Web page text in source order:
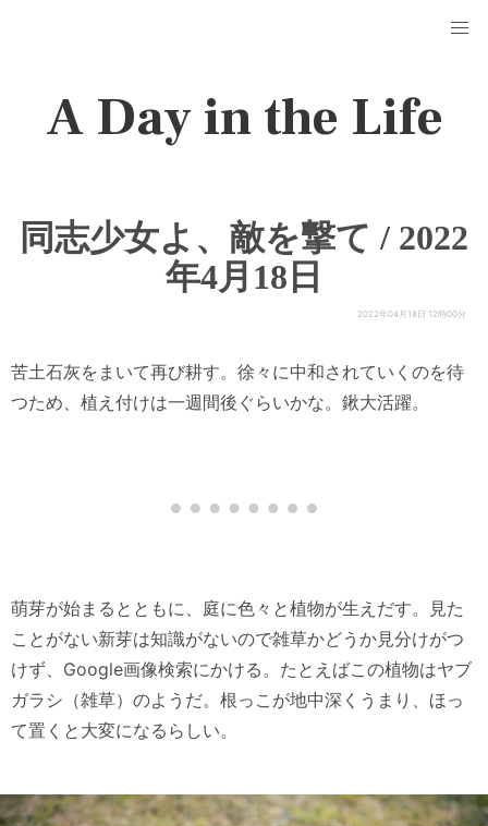
A Day in the Life
同志少女よ、敵を撃て / 2022
年4月18日
2022年04月18日 12時00分
苦土石灰をまいて再び耕す。徐々に中和されていくのを待
つため、植え付けは一週間後ぐらいかな。鍬大活躍。
萌芽が始まるとともに、庭に色々と植物が生えだす。見た
ことがない新芽は知識がないので雑草かどうか見分けがつ
けず、Google画像検索にかける。たとえばこの植物はヤブ
ガラシ（雑草）のようだ。根っこが地中深くうまり、ほっ
て置くと大変になるらしい。